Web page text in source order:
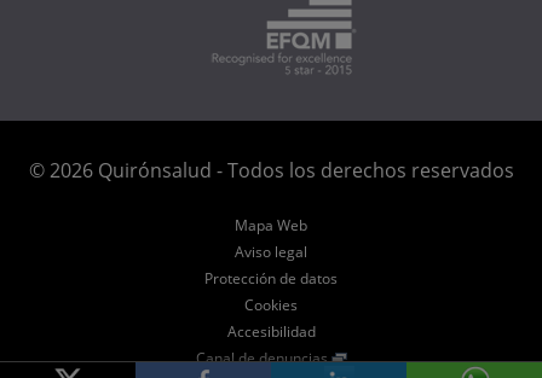
© 2026 Quirónsalud - Todos los derechos reservados
Mapa Web
Aviso legal
Protección de datos
Cookies
Accesibilidad
Canal de denuncias